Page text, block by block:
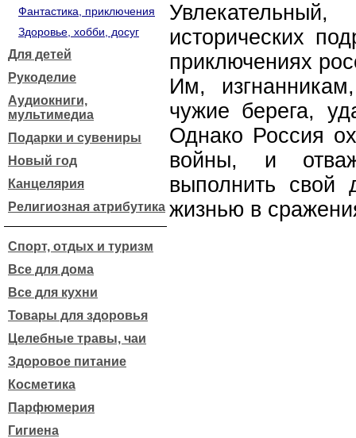
Фантастика, приключения
Здоровье, хобби, досуг
Для детей
Рукоделие
Аудиокниги,
мультимедиа
Подарки и сувениры
Новый год
Канцелярия
Религиозная атрибутика
Спорт, отдых и туризм
Все для дома
Все для кухни
Товары для здоровья
Целебные травы, чаи
Здоровое питание
Косметика
Парфюмерия
Гигиена
исторических
приключениях
Им,
чужие берега,
Однако Россия
войны, и
выполнить свой
жизнью в